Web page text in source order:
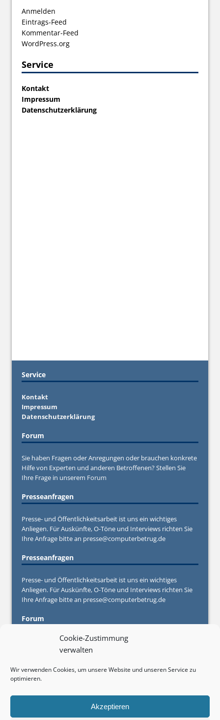
Cookie-Zustimmung
verwalten
Wir verwenden Cookies, um unsere Website und unseren Service zu
optimieren.
Akzeptieren
Anmelden
Eintrags-Feed
Kommentar-Feed
WordPress.org
Service
Kontakt
Impressum
Datenschutzerklärung
Service
Kontakt
Impressum
Datenschutzerklärung
Forum
Sie haben Fragen oder Anregungen oder brauchen konkrete
Hilfe von Experten und anderen Betroffenen? Stellen Sie
Ihre Frage in unserem Forum
Presseanfragen
Presse- und Öffentlichkeitsarbeit ist uns ein wichtiges
Anliegen. Für Auskünfte, O-Töne und Interviews richten Sie
Ihre Anfrage bitte an presse@computerbetrug.de
Presseanfragen
Presse- und Öffentlichkeitsarbeit ist uns ein wichtiges
Anliegen. Für Auskünfte, O-Töne und Interviews richten Sie
Ihre Anfrage bitte an presse@computerbetrug.de
Forum
Sie haben Fragen oder Anregungen oder brauchen konkrete
Hilfe von Experten und anderen Betroffenen? Stellen Sie
Werbebuchungen
Sie sich über unsere Zielgruppe, Werbeplätze und - Formate